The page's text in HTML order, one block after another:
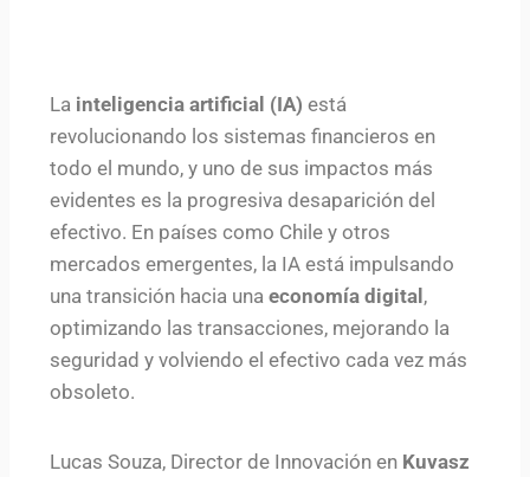
La inteligencia artificial (IA) está
revolucionando los sistemas financieros en
todo el mundo, y uno de sus impactos más
evidentes es la progresiva desaparición del
efectivo. En países como Chile y otros
mercados emergentes, la IA está impulsando
una transición hacia una economía digital ,
optimizando las transacciones, mejorando la
seguridad y volviendo el efectivo cada vez más
obsoleto.
Lucas Souza, Director de Innovación en Kuvasz